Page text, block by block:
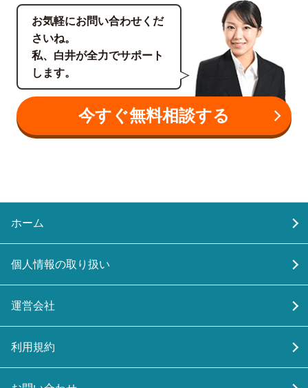
お気軽にお問い合わせくだ
さいね。
私、白井が全力でサポート
します。
今すぐ無料相談する
ホーム
個人情報の取り扱い
運営会社
利用規約